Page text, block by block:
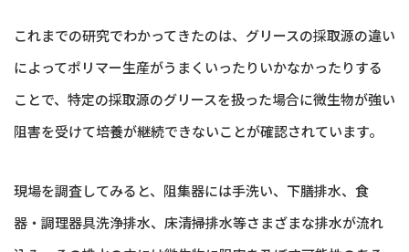
これまでの研究でわかってきたのは、グリースの採取源の違い
によってポリマー生産がうまくいったりいかなかったりする
ことで、特定の採取源のグリースを扱った場合に微生物が強い
阻害を受けて培養が継続できないことが確認されています。
現場を調査してみると、阻集器には手洗い、下膳排水、食
器・調理器具洗浄排水、床清掃排水等さまざまな排水が流れ